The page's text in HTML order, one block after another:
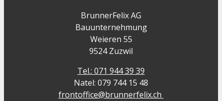
BrunnerFelix AG
Bauunternehmung
Weieren 55
9524 Zuzwil
Tel.: 071 944 39 39
Natel: 079 744 15 48
frontoffice@brunnerfelix.ch